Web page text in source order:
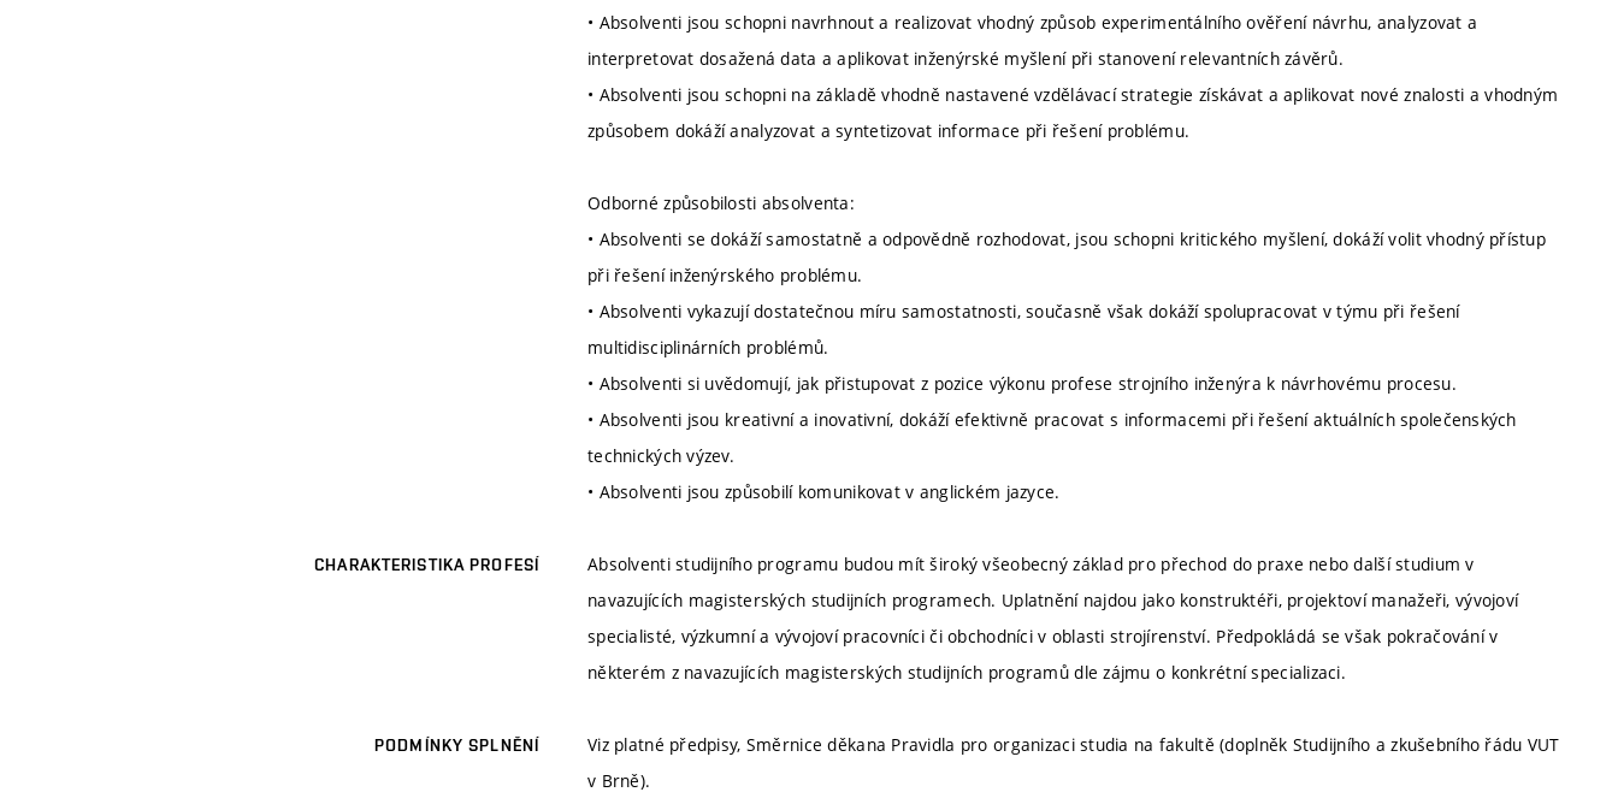
• Absolventi jsou schopni navrhnout a realizovat vhodný způsob experimentálního ověření návrhu, analyzovat a
interpretovat dosažená data a aplikovat inženýrské myšlení při stanovení relevantních závěrů.
• Absolventi jsou schopni na základě vhodně nastavené vzdělávací strategie získávat a aplikovat nové znalosti a vhodným
způsobem dokáží analyzovat a syntetizovat informace při řešení problému.
Odborné způsobilosti absolventa:
• Absolventi se dokáží samostatně a odpovědně rozhodovat, jsou schopni kritického myšlení, dokáží volit vhodný přístup
při řešení inženýrského problému.
• Absolventi vykazují dostatečnou míru samostatnosti, současně však dokáží spolupracovat v týmu při řešení
multidisciplinárních problémů.
• Absolventi si uvědomují, jak přistupovat z pozice výkonu profese strojního inženýra k návrhovému procesu.
• Absolventi jsou kreativní a inovativní, dokáží efektivně pracovat s informacemi při řešení aktuálních společenských
technických výzev.
• Absolventi jsou způsobilí komunikovat v anglickém jazyce.
CHARAKTERISTIKA PROFESÍ
Absolventi studijního programu budou mít široký všeobecný základ pro přechod do praxe nebo další studium v
navazujících magisterských studijních programech. Uplatnění najdou jako konstruktéři, projektoví manažeři, vývojoví
specialisté, výzkumní a vývojoví pracovníci či obchodníci v oblasti strojírenství. Předpokládá se však pokračování v
některém z navazujících magisterských studijních programů dle zájmu o konkrétní specializaci.
PODMÍNKY SPLNĚNÍ
Viz platné předpisy, Směrnice děkana Pravidla pro organizaci studia na fakultě (doplněk Studijního a zkušebního řádu VUT
v Brně).